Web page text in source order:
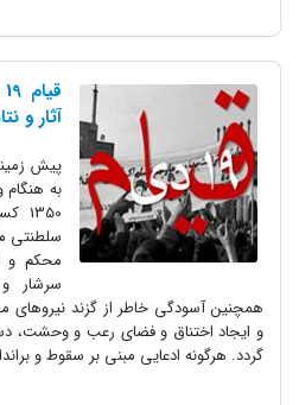
آثار و
پیش
1350
سلطنتی
محکم و
سرشار و
همچنین آسودگی خاطر از گزند نیروهای
و ایجاد اختناق و فضای رعب و وحشت،
گردد. هرگونه ادعایی مبنی بر سقوط و